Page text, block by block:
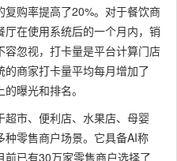
购率提高了20%。对于餐饮商
在使用系统后的一个月内，销
忽视，打卡量是平台计算门店
商家打卡量平均每月增加了
曝光和排名。
市、便利店、水果店、母婴
零售商户场景。它具备AI称
已有30万家零售商户选择了